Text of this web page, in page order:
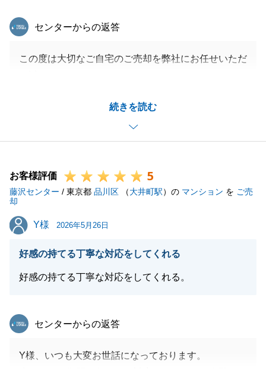
続きを読む
東急リバブル
センターからの返答
この度は大切なご自宅のご売却を弊社にお任せいただ
のこだわりを評価していただけて大変光栄です。
新生活のスタートが素晴らしいものとなりますよう、
今後とも誠心誠意お手伝いさせていただきます。
閉じる
お客様評価 5
藤沢センター / 東京都 品川区 （大井町駅）の マンション を ご売
却
Y様
Y様 2026年5月26日
好感の持てる丁寧な対応をしてくれる
好感の持てる丁寧な対応をしてくれる。
東急リバブル
センターからの返答
Y様、いつも大変お世話になっております。